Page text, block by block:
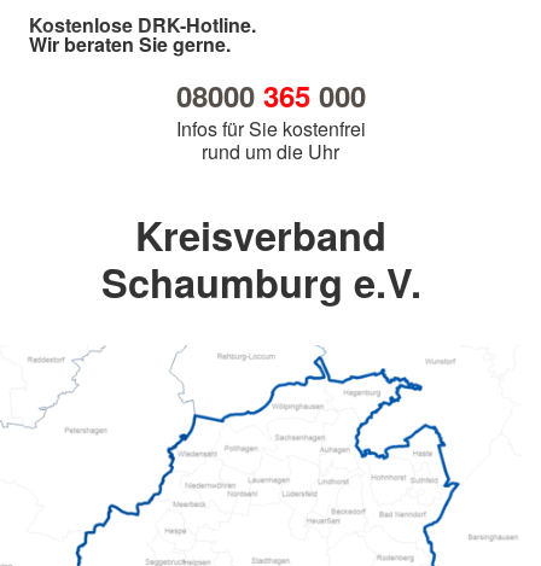
Kostenlose DRK-Hotline.
Wir beraten Sie gerne.
08000 365000
Infos für Sie kostenfrei
rund um die Uhr
Kreisverband
Schaumburg e.V.